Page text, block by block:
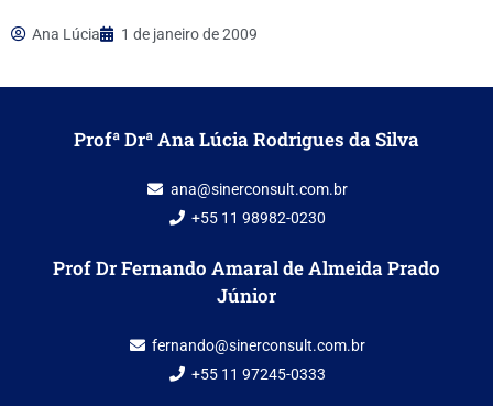
Ana Lúcia 1 de janeiro de 2009
Profª Drª Ana Lúcia Rodrigues da Silva
ana@sinerconsult.com.br
+55 11 98982-0230
Prof Dr Fernando Amaral de Almeida Prado
Júnior
fernando@sinerconsult.com.br
+55 11 97245-0333